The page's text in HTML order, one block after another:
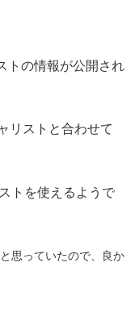
トの情報が公開され
リストと合わせて
トを使えるようで
思っていたので、良か